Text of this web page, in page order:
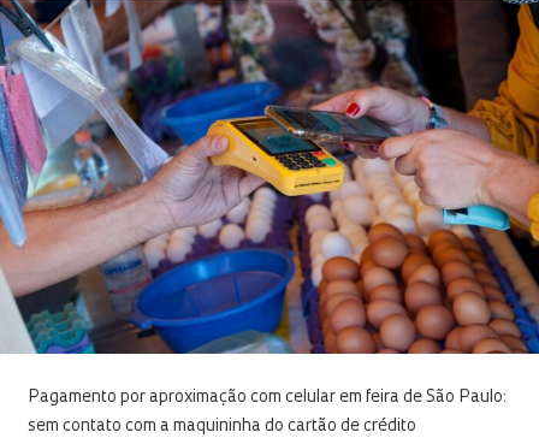
Pagamento por aproximação com celular em feira de São Paulo:
sem contato com a maquininha do cartão de crédito